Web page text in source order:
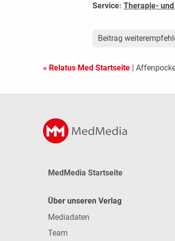
Service: Therapie-
Beitrag
« Relatus Med Startseite |
MedMedia Startseite
Über unseren Verlag
Mediadaten
Team